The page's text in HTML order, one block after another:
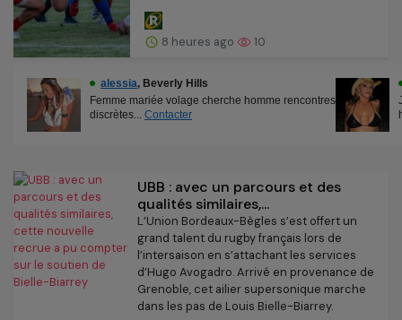
8 heures ago 10
UBB : avec un parcours et des
qualités similaires,...
L’Union Bordeaux-Bègles s’est offert un
grand talent du rugby français lors de
l’intersaison en s’attachant les services
d’Hugo Avogadro. Arrivé en provenance de
Grenoble, cet ailier supersonique marche
dans les pas de Louis Bielle-Biarrey.